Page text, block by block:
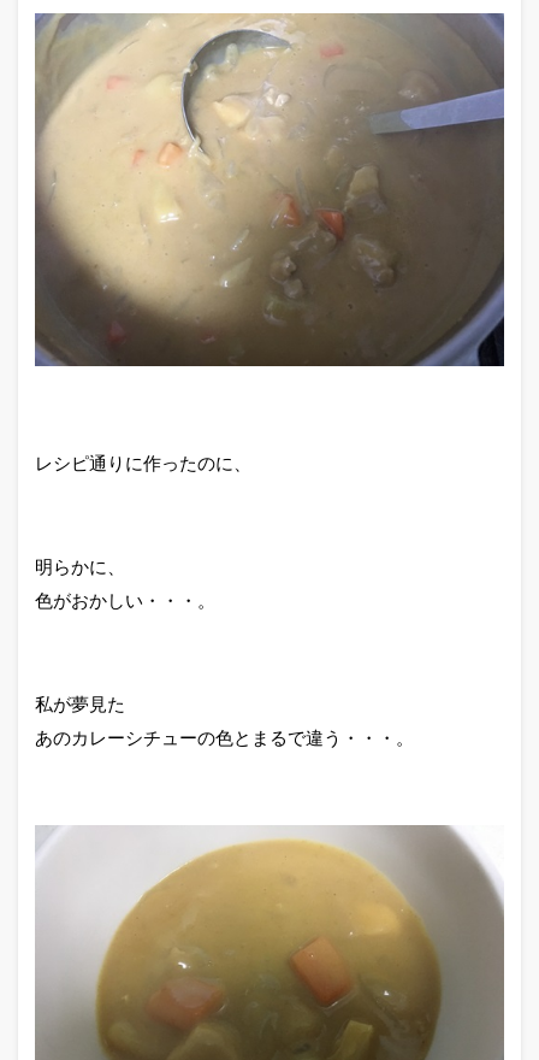
レシピ通りに作ったのに、
明らかに、
色がおかしい・・・。
私が夢見た
あのカレーシチューの色とまるで違う・・・。